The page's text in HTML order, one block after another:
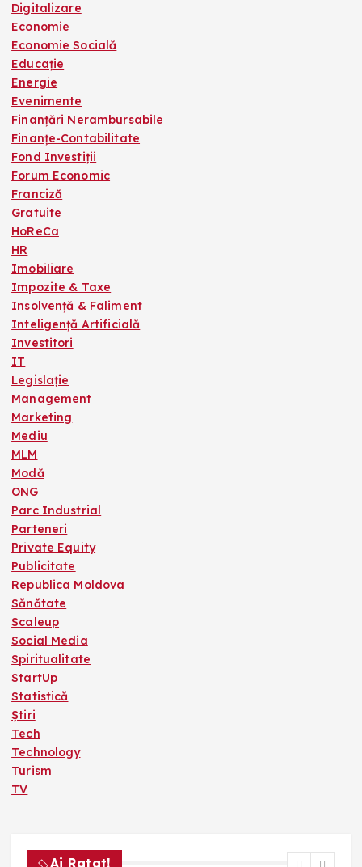
Digitalizare
Economie
Economie Socială
Educație
Energie
Evenimente
Finanțări Nerambursabile
Finanțe-Contabilitate
Fond Investiții
Forum Economic
Franciză
Gratuite
HoReCa
HR
Imobiliare
Impozite & Taxe
Insolvență & Faliment
Inteligență Artificială
Investitori
IT
Legislație
Management
Marketing
Mediu
MLM
Modă
ONG
Parc Industrial
Parteneri
Private Equity
Publicitate
Republica Moldova
Sănătate
Scaleup
Social Media
Spiritualitate
StartUp
Statistică
Știri
Tech
Technology
Turism
TV
Ai Ratat!